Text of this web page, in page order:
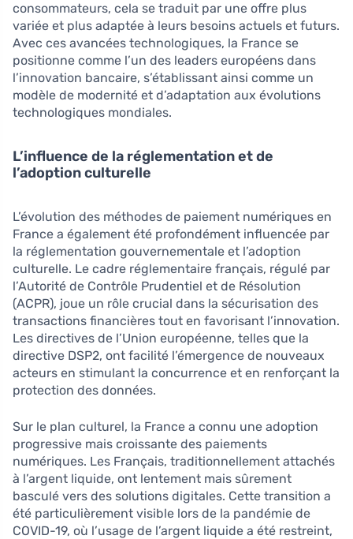
consommateurs, cela se traduit par une offre plus
variée et plus adaptée à leurs besoins actuels et futurs.
Avec ces avancées technologiques, la France se
positionne comme l’un des leaders européens dans
l’innovation bancaire, s’établissant ainsi comme un
modèle de modernité et d’adaptation aux évolutions
technologiques mondiales.
L’influence de la réglementation et de
l’adoption culturelle
L’évolution des méthodes de paiement numériques en
France a également été profondément influencée par
la réglementation gouvernementale et l’adoption
culturelle. Le cadre réglementaire français, régulé par
l’Autorité de Contrôle Prudentiel et de Résolution
(ACPR), joue un rôle crucial dans la sécurisation des
transactions financières tout en favorisant l’innovation.
Les directives de l’Union européenne, telles que la
directive DSP2, ont facilité l’émergence de nouveaux
acteurs en stimulant la concurrence et en renforçant la
protection des données.
Sur le plan culturel, la France a connu une adoption
progressive mais croissante des paiements
numériques. Les Français, traditionnellement attachés
à l’argent liquide, ont lentement mais sûrement
basculé vers des solutions digitales. Cette transition a
été particulièrement visible lors de la pandémie de
COVID-19, où l’usage de l’argent liquide a été restreint,